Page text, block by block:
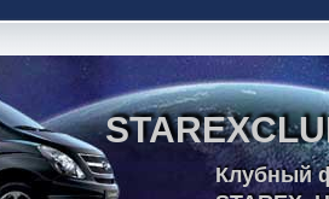
Клубный